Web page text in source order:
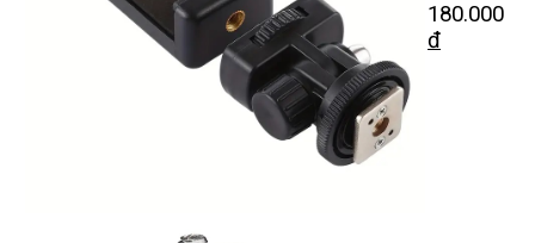
180.000
đ